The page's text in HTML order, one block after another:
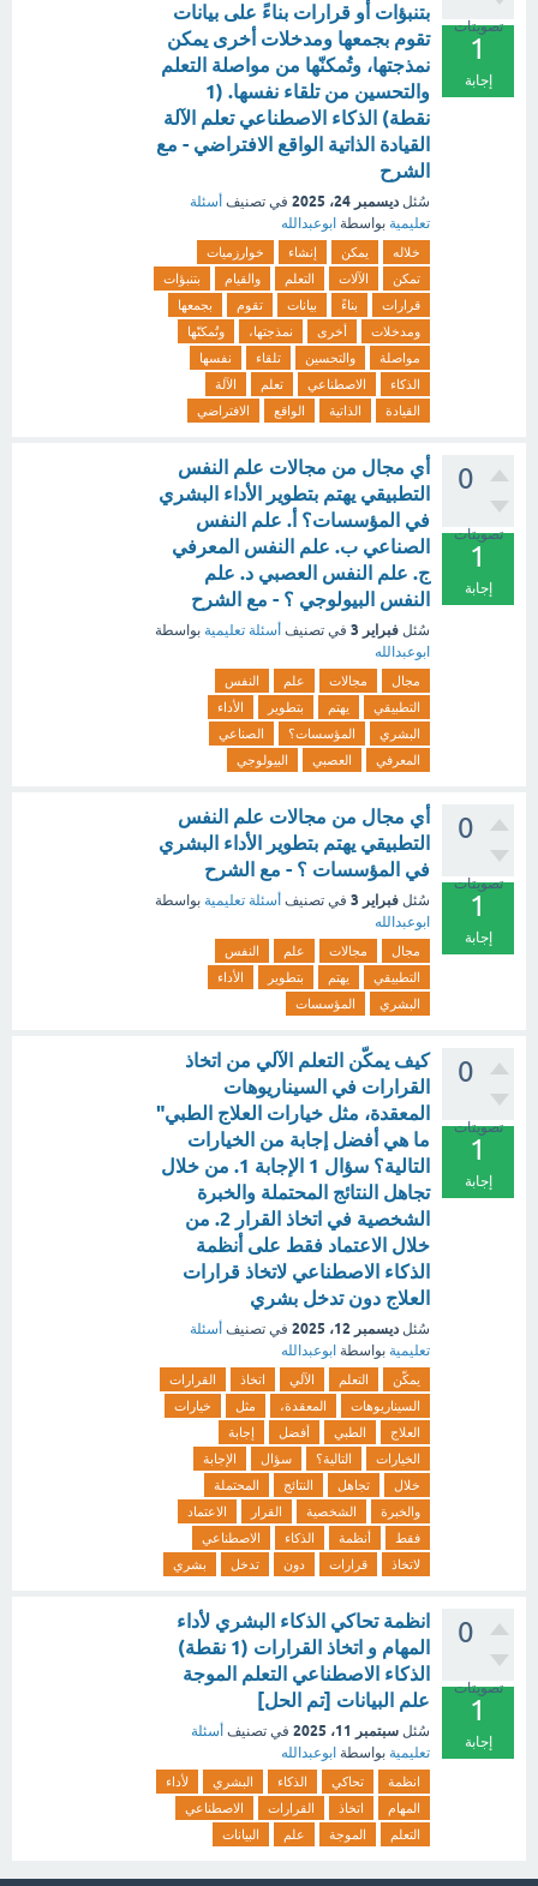
تصويتات
1
إجابة
بتنبؤات أو قرارات بناءً على بيانات
تقوم بجمعها ومدخلات أخرى يمكن
نمذجتها، وتُمكنّها من مواصلة التعلم
والتحسين من تلقاء نفسها. (1
نقطة) الذكاء الاصطناعي تعلم الآلة
القيادة الذاتية الواقع الافتراضي - مع
الشرح
سُئل ديسمبر 24، 2025 في تصنيف أسئلة
تعليمية بواسطة ابوعبدالله
خلاله يمكن إنشاء
خوارزميات
تمكن
الآلات التعلم والقيام
بتنبؤات
قرارات
بناءً بيانات تقوم
بجمعها
ومدخلات
أخرى نمذجتها،
وتُمكنّها
مواصلة
والتحسين تلقاء
نفسها
الذكاء
الاصطناعي تعلم
الآلة
القيادة
الذاتية الواقع الافتراضي
0
تصويتات
1
إجابة
أي مجال من مجالات علم النفس
التطبيقي يهتم بتطوير الأداء البشري
في المؤسسات؟ أ. علم النفس
الصناعي ب. علم النفس المعرفي
ج. علم النفس العصبي د. علم
النفس البيولوجي ؟ - مع الشرح
سُئل فبراير 3 في تصنيف أسئلة تعليمية بواسطة
ابوعبدالله
مجال مجالات علم
النفس
التطبيقي
يهتم بتطوير
الأداء
البشري
المؤسسات؟
الصناعي
المعرفي
العصبي البيولوجي
0
تصويتات
1
إجابة
أي مجال من مجالات علم النفس
التطبيقي يهتم بتطوير الأداء البشري
في المؤسسات ؟ - مع الشرح
سُئل فبراير 3 في تصنيف أسئلة تعليمية بواسطة
ابوعبدالله
مجال مجالات علم
النفس
التطبيقي
يهتم بتطوير
الأداء
البشري
المؤسسات
0
تصويتات
1
إجابة
كيف يمكّن التعلم الآلي من اتخاذ
القرارات في السيناريوهات
المعقدة، مثل خيارات العلاج الطبي"
ما هي أفضل إجابة من الخيارات
التالية؟ سؤال 1 الإجابة 1. من خلال
تجاهل النتائج المحتملة والخبرة
الشخصية في اتخاذ القرار 2. من
خلال الاعتماد فقط على أنظمة
الذكاء الاصطناعي لاتخاذ قرارات
العلاج دون تدخل بشري
سُئل ديسمبر 12، 2025 في تصنيف أسئلة
تعليمية بواسطة ابوعبدالله
يمكّن التعلم الآلي اتخاذ
القرارات
السيناريوهات
المعقدة، مثل
خيارات
العلاج
الطبي أفضل
إجابة
الخيارات
التالية؟ سؤال
الإجابة
خلال
تجاهل النتائج
المحتملة
والخبرة
الشخصية القرار
الاعتماد
فقط
أنظمة الذكاء
الاصطناعي
لاتخاذ
قرارات دون تدخل بشري
0
تصويتات
1
إجابة
انظمة تحاكي الذكاء البشري لأداء
المهام و اتخاذ القرارات (1 نقطة)
الذكاء الاصطناعي التعلم الموجة
علم البيانات [تم الحل]
سُئل سبتمبر 11، 2025 في تصنيف أسئلة
تعليمية بواسطة ابوعبدالله
انظمة تحاكي الذكاء البشري
لأداء
المهام
اتخاذ القرارات
الاصطناعي
التعلم
الموجة علم البيانات